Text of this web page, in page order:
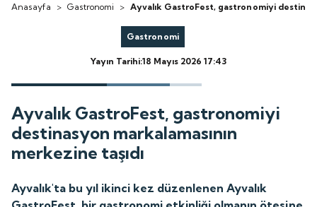
Anasayfa > Gastronomi > Ayvalık GastroFest, gastronomiyi
Gastronomi
Yayın Tarihi:18 Mayıs 2026 17:43
Ayvalık GastroFest, gastronomiyi
destinasyon markalamasının
merkezine taşıdı
Ayvalık'ta bu yıl ikinci kez düzenlenen Ayvalık